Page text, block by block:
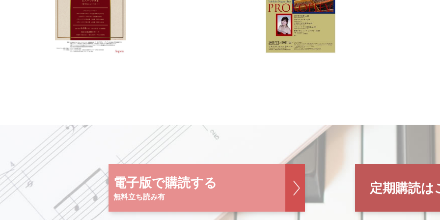
電子版で購読する
無料立ち読み有
定期購読は